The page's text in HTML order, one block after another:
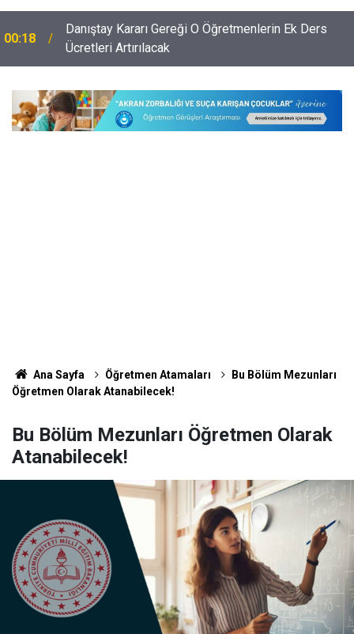
00:18
Danıştay Kararı Gereği O Öğretmenlerin Ek Ders
Ücretleri Artırılacak
Ana Sayfa Öğretmen Atamaları
Bu Bölüm Mezunları
Öğretmen Olarak Atanabilecek!
Bu Bölüm Mezunları Öğretmen Olarak
Atanabilecek!